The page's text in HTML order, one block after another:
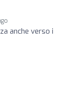
anche verso i